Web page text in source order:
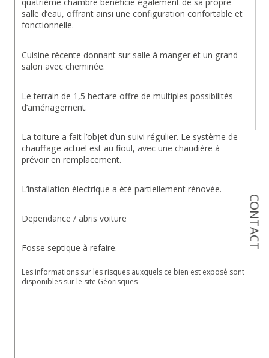
CONTACT
quatrième chambre bénéficie également de sa propre
salle d’eau, offrant ainsi une configuration confortable et
fonctionnelle.
Cuisine récente donnant sur salle à manger et un grand
salon avec cheminée.
Le terrain de 1,5 hectare offre de multiples possibilités
d’aménagement.
La toiture a fait l’objet d’un suivi régulier. Le système de
chauffage actuel est au fioul, avec une chaudière à
prévoir en remplacement.
L’installation électrique a été partiellement rénovée.
Dependance / abris voiture
Fosse septique à refaire.
Les informations sur les risques auxquels ce bien est exposé sont
disponibles sur le site Géorisques